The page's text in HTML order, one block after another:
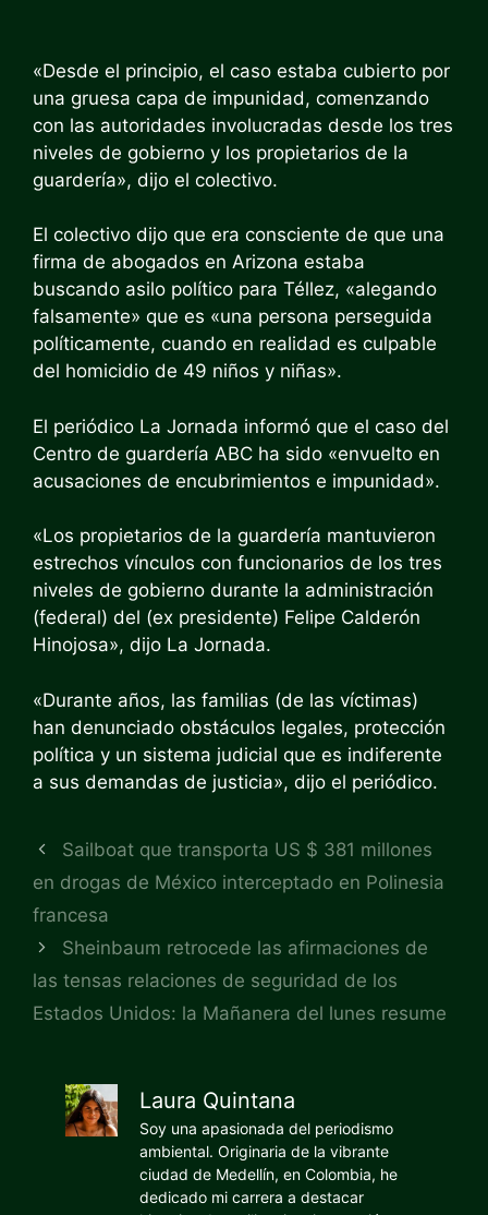
«Desde el principio, el caso estaba cubierto por
una gruesa capa de impunidad, comenzando
con las autoridades involucradas desde los tres
niveles de gobierno y los propietarios de la
guardería», dijo el colectivo.
El colectivo dijo que era consciente de que una
firma de abogados en Arizona estaba
buscando asilo político para Téllez, «alegando
falsamente» que es «una persona perseguida
políticamente, cuando en realidad es culpable
del homicidio de 49 niños y niñas».
El periódico La Jornada informó que el caso del
Centro de guardería ABC ha sido «envuelto en
acusaciones de encubrimientos e impunidad».
«Los propietarios de la guardería mantuvieron
estrechos vínculos con funcionarios de los tres
niveles de gobierno durante la administración
(federal) del (ex presidente) Felipe Calderón
Hinojosa», dijo La Jornada.
«Durante años, las familias (de las víctimas)
han denunciado obstáculos legales, protección
política y un sistema judicial que es indiferente
a sus demandas de justicia», dijo el periódico.
Sailboat que transporta US $ 381 millones
en drogas de México interceptado en Polinesia
francesa
Sheinbaum retrocede las afirmaciones de
las tensas relaciones de seguridad de los
Estados Unidos: la Mañanera del lunes resume
Laura Quintana
Soy una apasionada del periodismo
ambiental. Originaria de la vibrante
ciudad de Medellín, en Colombia, he
dedicado mi carrera a destacar